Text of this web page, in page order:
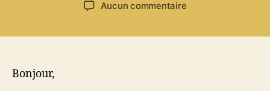
l’article
Aucun commentairesur
Bonjour,